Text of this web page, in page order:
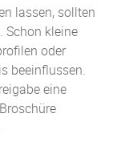
lassen, sollten
. Schon kleine
oder
beeinflussen.
eine